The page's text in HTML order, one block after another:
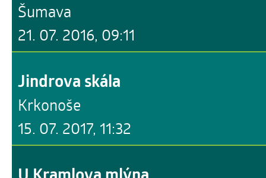
21. 07. 2016, 09:11
Šumava
15. 07. 2017, 11:32
Jindrova skála
Krkonoše